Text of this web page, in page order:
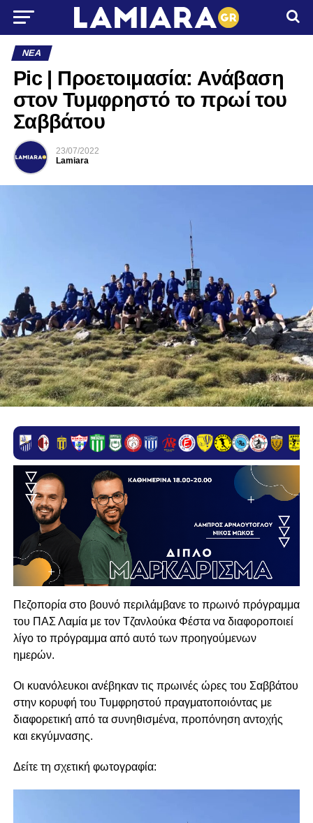
ΝΈΑ
Pic | Προετοιμασία: Ανάβαση
στον Τυμφρηστό το πρωί του
Σαββάτου
23/07/2022
Lamiara
Πεζοπορία στο βουνό περιλάμβανε το πρωινό πρόγραμμα
του ΠΑΣ Λαμία με τον Τζανλούκα Φέστα να διαφοροποιεί
λίγο το πρόγραμμα από αυτό των προηγούμενων
ημερών.
Οι κυανόλευκοι ανέβηκαν τις πρωινές ώρες του Σαββάτου
στην κορυφή του Τυμφρηστού πραγματοποιόντας με
διαφορετική από τα συνηθισμένα, προπόνηση αντοχής
και εκγύμνασης.
Δείτε τη σχετική φωτογραφία: